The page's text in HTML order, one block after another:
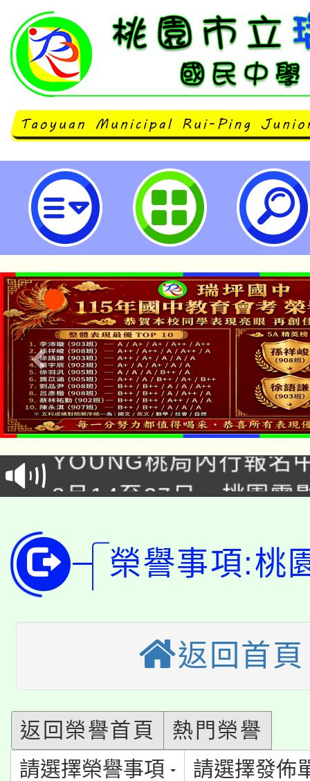
桃園市立瑞坪國民中學
「本色祭」8/29、30在
場熱烈登場!
8/21下午1時於龍潭區
徵才活動。
YOUNG桃局內行報名
局官網。
8月14至27日，桃園電
田徑場及游泳池舉行。
桃園市低收入戶享有免
視費優惠，中低收入戶
大園自造教育及科技中
份教師增能研習
大溪自造教育及科技中
份教師研習
淨零綠生活教案入校路
會
115年食農教育專業人
程
「本色祭」8/29、30在
場熱烈登場!
8/21下午1時於龍潭區
榮譽事項:桃
返回首頁
返回榮譽首頁
熱門榮譽
請選擇榮譽事項
請選擇發佈